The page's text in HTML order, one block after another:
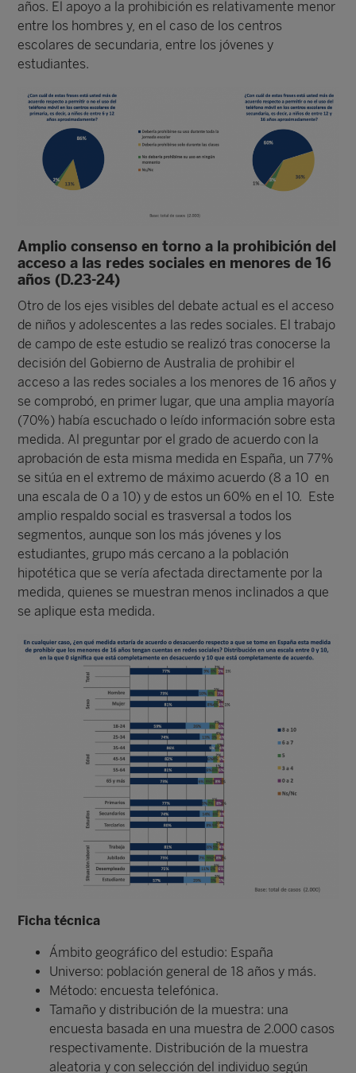
años. El apoyo a la prohibición es relativamente menor
entre los hombres y, en el caso de los centros
escolares de secundaria, entre los jóvenes y
estudiantes.
Amplio consenso en torno a la prohibición del
acceso a las redes sociales en menores de 16
años (D.23-24)
Otro de los ejes visibles del debate actual es el acceso
de niños y adolescentes a las redes sociales. El trabajo
de campo de este estudio se realizó tras conocerse la
decisión del Gobierno de Australia de prohibir el
acceso a las redes sociales a los menores de 16 años y
se comprobó, en primer lugar, que una amplia mayoría
(70%) había escuchado o leído información sobre esta
medida. Al preguntar por el grado de acuerdo con la
aprobación de esta misma medida en España, un 77%
se sitúa en el extremo de máximo acuerdo (8 a 10 en
una escala de 0 a 10) y de estos un 60% en el 10. Este
amplio respaldo social es trasversal a todos los
segmentos, aunque son los más jóvenes y los
estudiantes, grupo más cercano a la población
hipotética que se vería afectada directamente por la
medida, quienes se muestran menos inclinados a que
se aplique esta medida.
Ficha técnica
Ámbito geográfico del estudio: España
Universo: población general de 18 años y más.
Método: encuesta telefónica.
Tamaño y distribución de la muestra: una
encuesta basada en una muestra de 2.000 casos
respectivamente. Distribución de la muestra
aleatoria y con selección del individuo según